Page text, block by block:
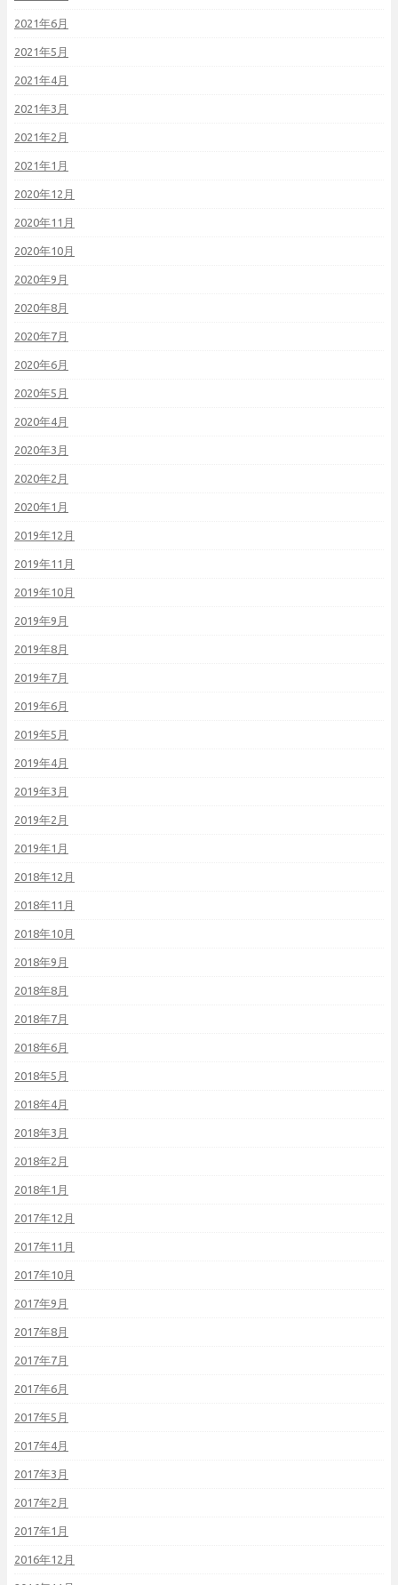
2021年6月
2021年5月
2021年4月
2021年3月
2021年2月
2021年1月
2020年12月
2020年11月
2020年10月
2020年9月
2020年8月
2020年7月
2020年6月
2020年5月
2020年4月
2020年3月
2020年2月
2020年1月
2019年12月
2019年11月
2019年10月
2019年9月
2019年8月
2019年7月
2019年6月
2019年5月
2019年4月
2019年3月
2019年2月
2019年1月
2018年12月
2018年11月
2018年10月
2018年9月
2018年8月
2018年7月
2018年6月
2018年5月
2018年4月
2018年3月
2018年2月
2018年1月
2017年12月
2017年11月
2017年10月
2017年9月
2017年8月
2017年7月
2017年6月
2017年5月
2017年4月
2017年3月
2017年2月
2017年1月
2016年12月